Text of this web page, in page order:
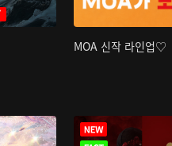
MOA 신작 라인업♡